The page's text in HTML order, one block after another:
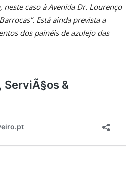
neste caso à Avenida Dr. Lourenço
Está ainda prevista a
dos painéis de azulejo das